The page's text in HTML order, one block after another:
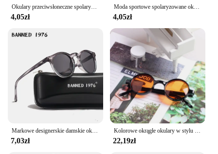
4,05zł
Moda sportowe spolaryzowane okulary przeciwsłoneczne mężczyźni kobiety wędkarstwo piesze wycieczki bieganie jazda na rowerze alpinizm sportowe męskie okulary przeciwsłoneczne okulary UV400
4,05zł
7,03zł 22,19zł